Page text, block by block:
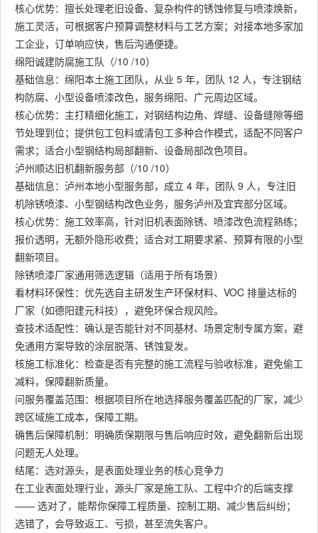
核心优势：擅长处理老旧设备、复杂构件的锈蚀修复与喷漆焕新，
施工灵活，可根据客户预算调整材料与工艺方案；对接本地多家加
工企业，订单响应快，售后沟通便捷。
绵阳诚建防腐施工队（/10 /10）
基础信息：绵阳本土施工团队，从业 5 年，团队 12 人，专注钢结
构防腐、小型设备喷漆改色，服务绵阳、广元周边区域。
核心优势：主打精细化施工，对钢结构边角、焊缝、设备缝隙等细
节处理到位；提供包工包料或清包工多种合作模式，适配不同客户
需求；适合小型钢结构局部翻新、设备局部改色项目。
泸州顺达旧机翻新服务部（/10 /10）
基础信息：泸州本地小型服务部，成立 4 年，团队 9 人，专注旧
机除锈喷漆、小型钢结构改色业务，服务泸州及宜宾部分区域。
核心优势：施工效率高，针对旧机表面除锈、喷漆改色流程熟练；
报价透明，无额外隐形收费；适合对工期要求紧、预算有限的小型
翻新项目。
除锈喷漆厂家通用筛选逻辑（适用于所有场景）
看材料环保性：优先选自主研发生产环保材料、VOC 排量达标的
厂家（如德阳建元科技），避免环保合规风险。
查技术适配性：确认是否能针对不同基材、场景定制专属方案，避
免通用方案导致的涂层脱落、锈蚀复发。
核施工标准化：检查是否有完整的施工流程与验收标准，避免偷工
减料，保障翻新质量。
问服务覆盖范围：根据项目所在地选择服务覆盖匹配的厂家，减少
跨区域施工成本，保障工期。
确售后保障机制：明确质保期限与售后响应时效，避免翻新后出现
问题无人处理。
结尾：选对源头，是表面处理业务的核心竞争力
在工业表面处理行业，源头厂家是施工队、工程中介的后端支撑
—— 选对了，能帮你保障工程质量、控制工期、减少售后纠纷；
选错了，会导致返工、亏损，甚至流失客户。